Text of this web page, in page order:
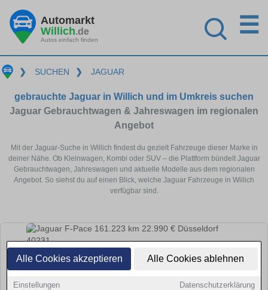
Alle Cookies akzeptieren Alle Cookies ablehnen
Einstellungen Datenschutzerklärung
Automarkt
Willich.de
Autos einfach finden
☰
❯ SUCHEN ❯ JAGUAR
gebrauchte Jaguar in Willich und im Umkreis suchen
Jaguar Gebrauchtwagen & Jahreswagen im regionalen
Angebot
Mit der Jaguar-Suche in Willich findest du gezielt Fahrzeuge dieser Marke in
deiner Nähe. Ob Kleinwagen, Kombi oder SUV – die Plattform bündelt Jaguar
Gebrauchtwagen, Jahreswagen und aktuelle Modelle aus dem regionalen
Angebot. So siehst du auf einen Blick, welche Jaguar Fahrzeuge in Willich
verfügbar sind.